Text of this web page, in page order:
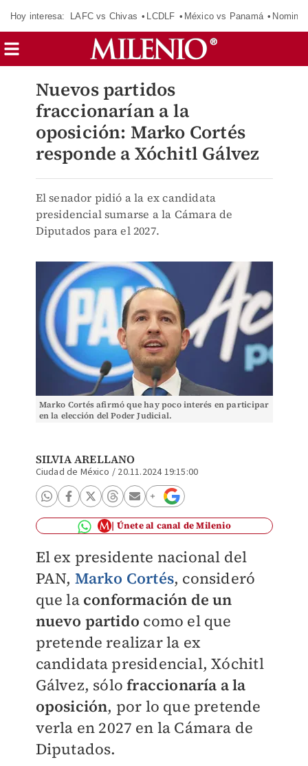
Hoy interesa: LAFC vs Chivas LCDLF México vs Panamá
Nuevos partidos
fraccionarían a la
oposición: Marko Cortés
responde a Xóchitl Gálvez
El senador pidió a la ex candidata
presidencial sumarse a la Cámara de
Diputados para el 2027.
Marko Cortés afirmó que hay poco interés en participar
en la elección del Poder Judicial.
SILVIA ARELLANO
Ciudad de México / 20.11.2024 19:15:00
Únete al canal de Milenio
El ex presidente nacional del
PAN, Marko Cortés, consideró
que la conformación de un
nuevo partido como el que
pretende realizar la ex
candidata presidencial, Xóchitl
Gálvez, sólofraccionaría a la
oposición, por lo que pretende
verla en 2027 en la Cámara de
Diputados.